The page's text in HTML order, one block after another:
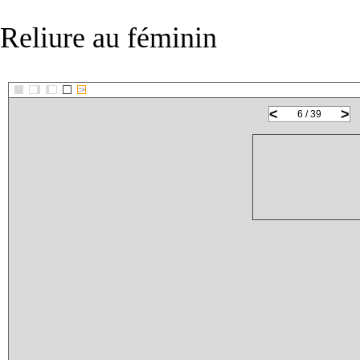
Reliure au féminin
::>
< >
6 / 39